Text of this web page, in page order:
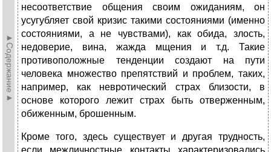
►Содержание►
несоответствие общения своим ожиданиям, он
усугубляет свой кризис такими состояниями (именно
состояниями, а не чувствами), как обида, злость,
недоверие, вина, жажда мщения и т.д. Такие
противоположные тенденции создают на пути
человека множество препятствий и проблем, таких,
например, как невротический страх близости, в
основе которого лежит страх быть отверженным,
обиженным, брошенным.
Кроме того, здесь существует и другая трудность,